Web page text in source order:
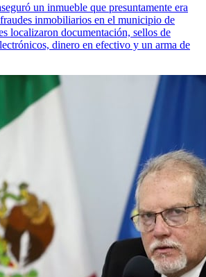
un inmueble que presuntamente era
inmobiliarios en el municipio de
localizaron documentación, sellos de
dinero en efectivo y un arma de